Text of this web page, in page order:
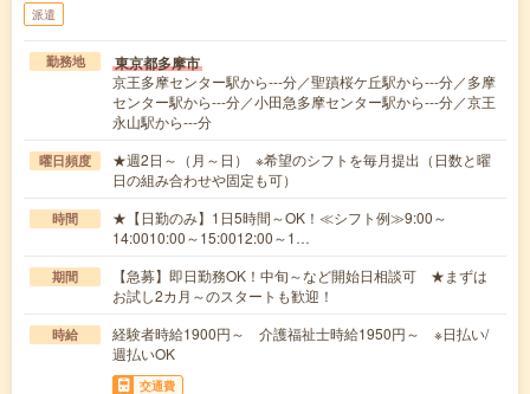
派遣
勤務地 東京都多摩市
京王多摩センター駅から---分／聖蹟桜ケ丘駅から---分／多摩
センター駅から---分／小田急多摩センター駅から---分／京王
永山駅から---分
曜日頻度
★週2日～（月～日） ※希望のシフトを毎月提出（日数と曜
日の組み合わせや固定も可）
時間
★【日勤のみ】1日5時間～OK！≪シフト例≫9:00～
14:0010:00～15:0012:00～1…
期間
【急募】即日勤務OK！中旬～など開始日相談可 ★まずは
お試し2カ月～のスタートも歓迎！
時給
経験者時給1900円～ 介護福祉士時給1950円～ ※日払い/
週払いOK
交通費